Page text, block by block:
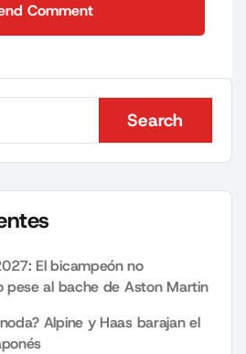
Comment
Search
Search
El bicampeón no
pese al bache de Aston Martin
Alpine y Haas barajan el